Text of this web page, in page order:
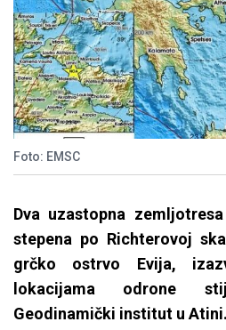
Foto: EMSC
Dva uzastopna
stepena po Richterovoj
grčko ostrvo Evija,
lokacijama odrone
Geodinamički institut u Atini.